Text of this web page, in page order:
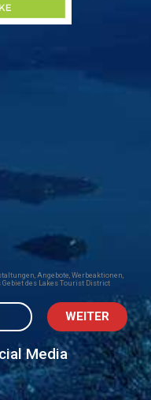
Angebote, Werbeaktionen,
des Lakes Tourist District
Media